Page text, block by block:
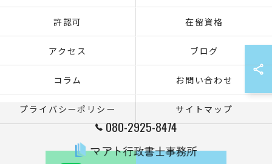
080-2925-8474
許認可 在留資格
アクセス ブログ
コラム お問い合わせ
プライバシーポリシー サイトマップ